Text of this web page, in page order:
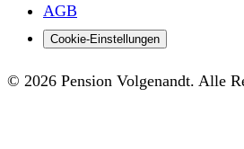
AGB
Cookie-Einstellungen
© 2026 Pension Volgenandt. Alle